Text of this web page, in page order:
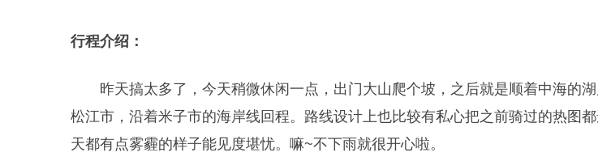
行程介绍：
昨天搞太多了，今天稍微休闲一点，出门大山爬个坡，之后就是顺着中海的
松江市，沿着米子市的海岸线回程。路线设计上也比较有私心把之前骑过的热图
天都有点雾霾的样子能见度堪忧。嘛~不下雨就很开心啦。